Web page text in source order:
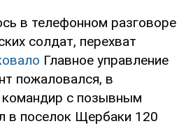
в телефонном разговоре
солдат, перехват
Главное управление
пожаловался, в
командир с позывным
в поселок Щербаки 120